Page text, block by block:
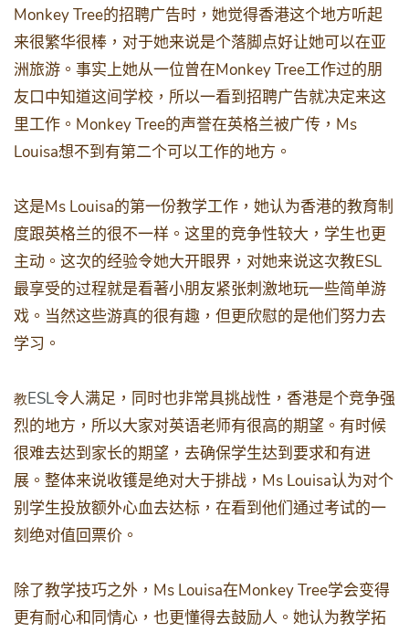
Monkey Tree的招聘广告时，她觉得香港这个地方听起
来很繁华很棒，对于她来说是个落脚点好让她可以在亚
洲旅游。事实上她从一位曾在Monkey Tree工作过的朋
友口中知道这间学校，所以一看到招聘广告就决定来这
里工作。 Monkey Tree的声誉在英格兰被广传， Ms
Louisa想不到有第二个可以工作的地方。
这是Ms Louisa的第一份教学工作，她认为香港的教育制
度跟英格兰的很不一样。这里的竞争性较大，学生也更
主动。这次的经验令她大开眼界，对她来说这次教ESL
最享受的过程就是看著小朋友紧张刺激地玩一些简单游
戏。当然这些游真的很有趣，但更欣慰的是他们努力去
学习。
教ESL令人满足，同时也非常具挑战性，香港是个竞争强
烈的地方，所以大家对英语老师有很高的期望。有时候
很难去达到家长的期望，去确保学生达到要求和有进
展。整体来说收镬是绝对大于排战， Ms Louisa认为对个
别学生投放额外心血去达标，在看到他们通过考试的一
刻绝对值回票价。
除了教学技巧之外， Ms Louisa在Monkey Tree学会变得
更有耐心和同情心，也更懂得去鼓励人。她认为教学拓